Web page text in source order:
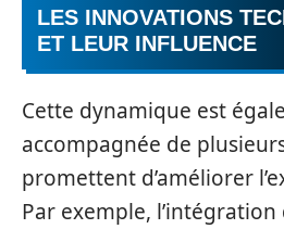
LES INNOVATIONS
ET LEUR INFLUENCE
Cette dynamique est
accompagnée de
promettent d’améliorer
Par exemple,